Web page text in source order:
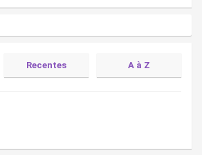
Recentes A à Z